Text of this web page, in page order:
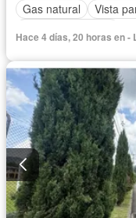
Gas natural
Vista
Hace 4 días, 20 horas en -